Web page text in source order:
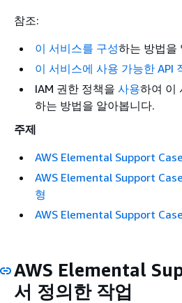
참조:
이 서비스를 구성하는 방법을
이 서비스에 사용 가능한 API
IAM 권한 정책을 사용하여 이
하는 방법을 알아봅니다.
주제
AWS Elemental Support
AWS Elemental Support
형
AWS Elemental Support
AWS Elemental
서 정의한 작업